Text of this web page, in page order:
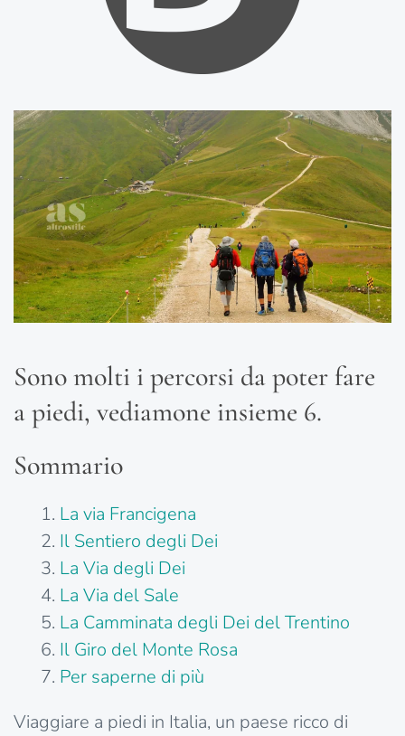
Sono molti i percorsi da poter fare
a piedi, vediamone insieme 6.
Sommario
La via Francigena
Il Sentiero degli Dei
La Via degli Dei
La Via del Sale
La Camminata degli Dei del Trentino
Il Giro del Monte Rosa
Per saperne di più
Viaggiare a piedi in Italia, un paese ricco di